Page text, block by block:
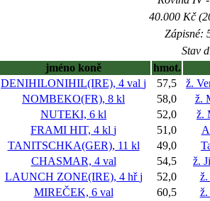
40.000 Kč
Zápisné:
Stav
jméno koně
hmot.
DENIHILONIHIL(IRE), 4 val j 57,5
ž.
NOMBEKO(FR), 8 kl 58,0
ž.
NUTEKI, 6 kl 52,0
ž.
FRAMI HIT, 4 kl j 51,0
TANITSCHKA(GER), 11 kl 49,0
CHASMAR, 4 val 54,5
ž.
LAUNCH ZONE(IRE), 4 hřj 52,0
MIREČEK, 6 val 60,5
ž.